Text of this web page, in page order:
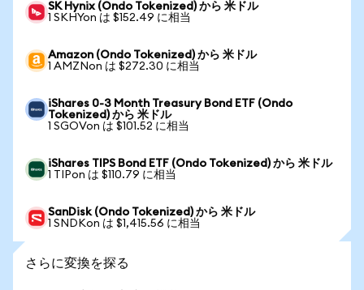
SK Hynix (Ondo Tokenized) から 米ドル
1 SKHYon は $152.49 に相当
Amazon (Ondo Tokenized) から 米ドル
1 AMZNon は $272.30 に相当
iShares 0-3 Month Treasury Bond ETF (Ondo
Tokenized) から 米ドル
1 SGOVon は $101.52 に相当
iShares TIPS Bond ETF (Ondo Tokenized) から 米ドル
1 TIPon は $110.79 に相当
SanDisk (Ondo Tokenized) から 米ドル
1 SNDKon は $1,415.56 に相当
さらに変換を探る